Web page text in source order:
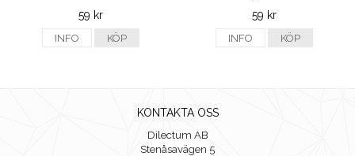
59 kr
INFO KÖP
59 kr
INFO KÖP
KONTAKTA OSS
Dilectum AB
Stenåsavägen 5